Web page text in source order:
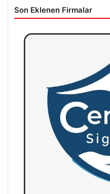
Son Eklenen Firmalar